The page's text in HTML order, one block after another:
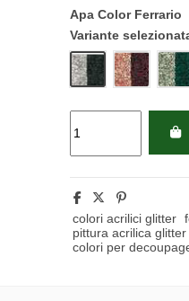
Apa Color Ferrario
Variante
colori acrilici glitter
pittura acrilica glitter
colori per